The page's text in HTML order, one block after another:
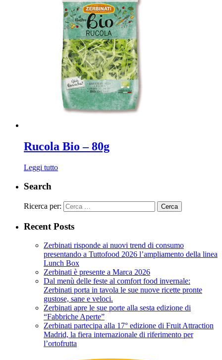
Rucola Bio – 80g
Leggi tutto
Search
Ricerca per:
Recent Posts
Zerbinati risponde ai nuovi trend di consumo
presentando a Tuttofood 2026 l’ampliamento della linea
Lunch Box
Zerbinati è presente a Marca 2026
Dal menù delle feste al comfort food invernale:
Zerbinati porta in tavola le sue nuove ricette pronte
gustose, sane e veloci.
Zerbinati apre le sue porte alla sesta edizione di
“Fabbriche Aperte”
Zerbinati partecipa alla 17° edizione di Fruit Attraction
Madrid, la fiera internazionale di riferimento per
l’ortofrutta